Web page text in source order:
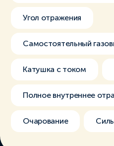
Угол отражения
Самостоятельный
Катушка с током
Полное внутреннее
Очарование